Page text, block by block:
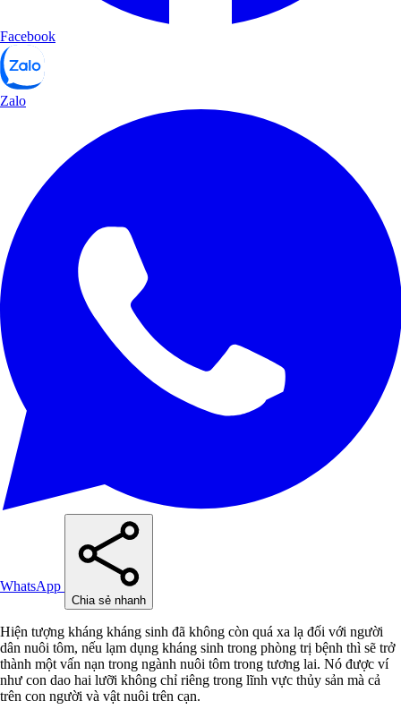
Facebook
Zalo
WhatsApp
Chia sẻ nhanh
Hiện tượng kháng kháng sinh đã không còn quá xa lạ đối với người
dân nuôi tôm, nếu lạm dụng kháng sinh trong phòng trị bệnh thì sẽ trở
thành một vấn nạn trong ngành nuôi tôm trong tương lai. Nó được ví
như con dao hai lưỡi không chỉ riêng trong lĩnh vực thủy sản mà cả
trên con người và vật nuôi trên cạn.